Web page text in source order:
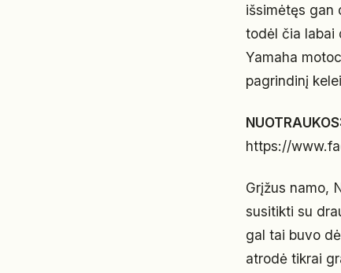
išsimėtęs gan
todėl čia labai
Yamaha
pagrindinį
https://
Grįžus namo,
susitikti su
gal tai buvo
atrodė tikrai